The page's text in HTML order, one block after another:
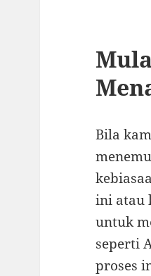
Bila
ini atau
untuk
seperti
proses